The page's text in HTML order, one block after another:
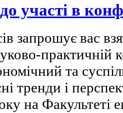
участі в
запрошує вас
практичній
та
тренди і
на Факультеті